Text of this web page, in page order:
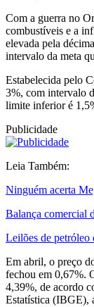
Com a guerra no
combustíveis e a
elevada pela
intervalo da meta
Estabelecida pelo
3%, com intervalo
limite inferior é
Publicidade
Leia Também:
Ninguém acerta
Balança comercial
Leilões de petróleo
Em abril, o preço
fechou em 0,67%.
4,39%, de acordo
Estatística (IBGE),